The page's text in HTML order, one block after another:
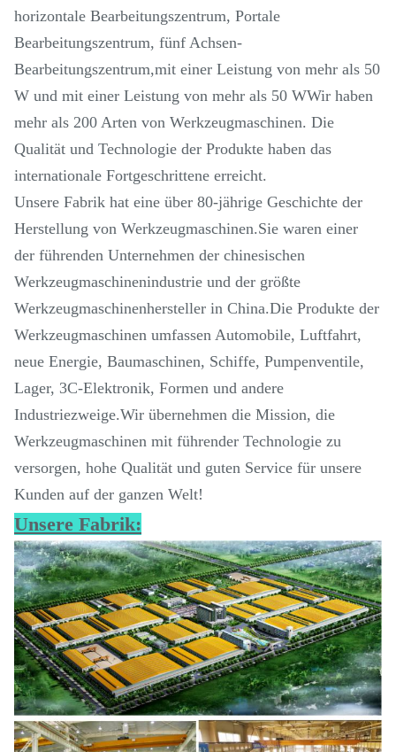
horizontale Bearbeitungszentrum, Portale
Bearbeitungszentrum, fünf Achsen-
Bearbeitungszentrum,mit einer Leistung von mehr als 50
W und mit einer Leistung von mehr als 50 WWir haben
mehr als 200 Arten von Werkzeugmaschinen. Die
Qualität und Technologie der Produkte haben das
internationale Fortgeschrittene erreicht.
Unsere Fabrik hat eine über 80-jährige Geschichte der
Herstellung von Werkzeugmaschinen.Sie waren einer
der führenden Unternehmen der chinesischen
Werkzeugmaschinenindustrie und der größte
Werkzeugmaschinenhersteller in China.Die Produkte der
Werkzeugmaschinen umfassen Automobile, Luftfahrt,
neue Energie, Baumaschinen, Schiffe, Pumpenventile,
Lager, 3C-Elektronik, Formen und andere
Industriezweige.Wir übernehmen die Mission, die
Werkzeugmaschinen mit führender Technologie zu
versorgen, hohe Qualität und guten Service für unsere
Kunden auf der ganzen Welt!
Unsere Fabrik: